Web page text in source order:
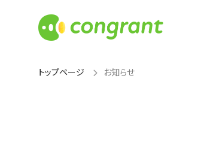
トップページ お知らせ